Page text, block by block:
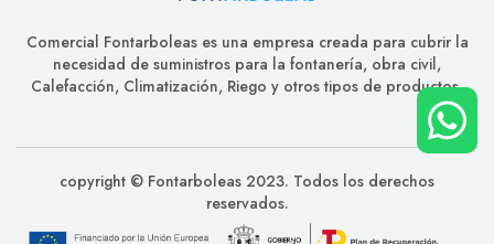
Comercial Fontarboleas es una empresa creada para cubrir la
necesidad de suministros para la fontanería, obra civil,
Calefacción, Climatización, Riego y otros tipos de productos.
copyright © Fontarboleas 2023. Todos los derechos
reservados.